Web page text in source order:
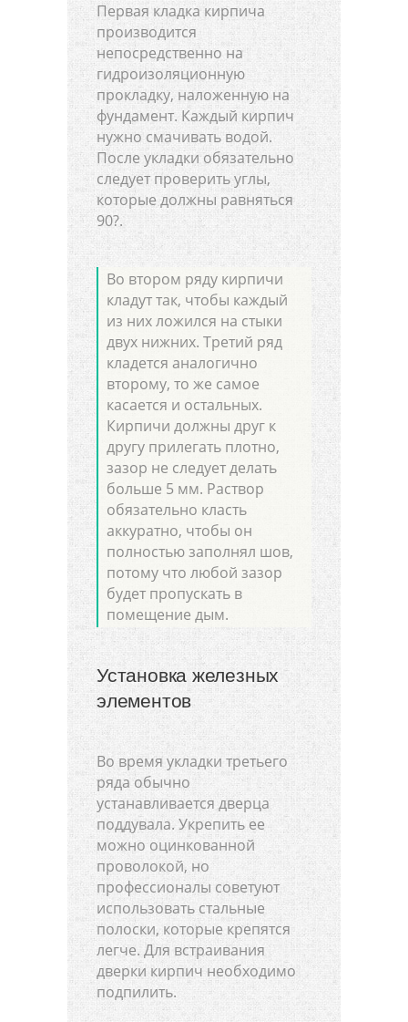
Первая кладка кирпича
производится
непосредственно на
гидроизоляционную
прокладку, наложенную на
фундамент. Каждый кирпич
нужно смачивать водой.
После укладки обязательно
следует проверить углы,
которые должны равняться
90?.
Во втором ряду кирпичи
кладут так, чтобы каждый
из них ложился на стыки
двух нижних. Третий ряд
кладется аналогично
второму, то же самое
касается и остальных.
Кирпичи должны друг к
другу прилегать плотно,
зазор не следует делать
больше 5 мм. Раствор
обязательно класть
аккуратно, чтобы он
полностью заполнял шов,
потому что любой зазор
будет пропускать в
помещение дым.
Установка железных
элементов
Во время укладки третьего
ряда обычно
устанавливается дверца
поддувала. Укрепить ее
можно оцинкованной
проволокой, но
профессионалы советуют
использовать стальные
полоски, которые крепятся
легче. Для встраивания
дверки кирпич необходимо
подпилить.